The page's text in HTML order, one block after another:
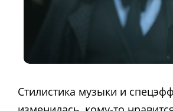
Стилистика музыки и